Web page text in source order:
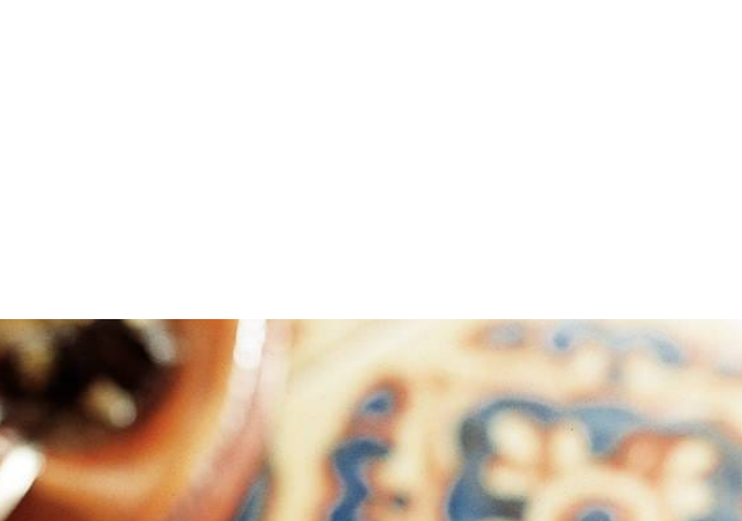
pellen en fijn snipperen. In steelpan boter en olie verhitten. Sjalot, knoflook en oregano
erover scheppen. In midden van oven slakken ca. 5 minuten bakken. Serveren met
Wat vond je van dit recept?